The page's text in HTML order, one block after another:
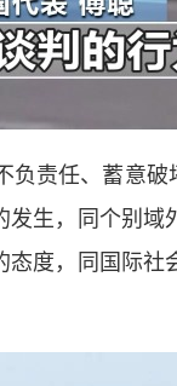
负责任、蓄意
生，同个别
度，同国际